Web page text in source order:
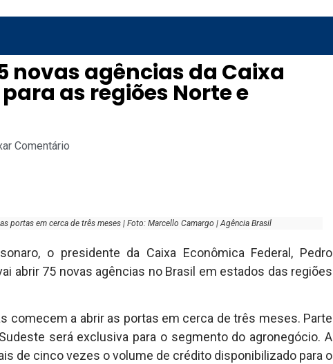
novas agências da Caixa
as regiões Norte e
Comentário
portas em cerca de três meses | Foto: Marcello Camargo | Agência Brasil
o presidente da Caixa Econômica Federal, Pedro
abrir 75 novas agências no Brasil em estados das regiões
comecem a abrir as portas em cerca de três meses. Parte
será exclusiva para o segmento do agronegócio. A
de cinco vezes o volume de crédito disponibilizado para o